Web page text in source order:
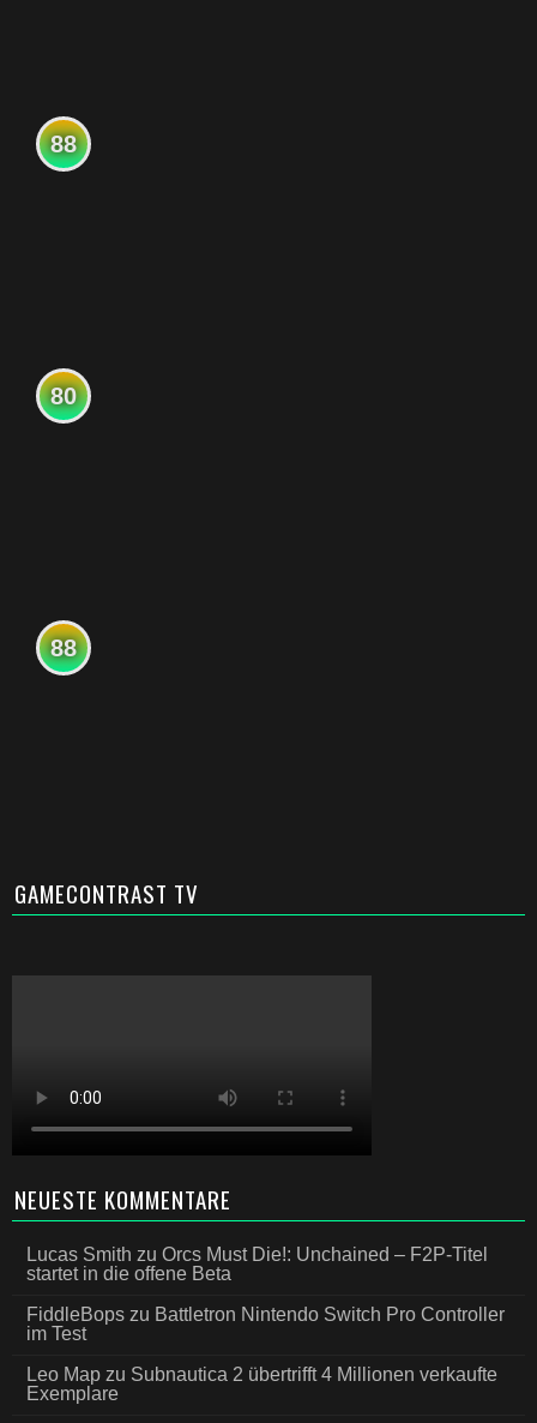
88
80
88
GAMECONTRAST TV
NEUESTE KOMMENTARE
Lucas Smith zu Orcs Must Die!: Unchained – F2P-Titel
startet in die offene Beta
FiddleBops zu Battletron Nintendo Switch Pro Controller
im Test
Leo Map zu Subnautica 2 übertrifft 4 Millionen verkaufte
Exemplare